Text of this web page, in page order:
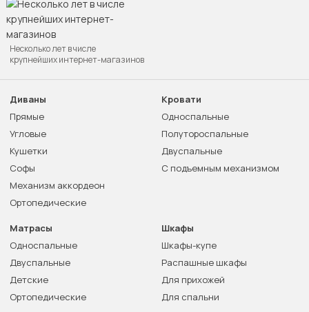
Несколько лет в числе
крупнейших интернет-магазинов
Диваны
Прямые
Угловые
Кушетки
Софы
Механизм аккордеон
Ортопедические
Кровати
Односпальные
Полутороспальные
Двуспальные
С подъемным механизмом
Матрасы
Односпальные
Двуспальные
Детские
Ортопедические
Шкафы
Шкафы-купе
Распашные шкафы
Для прихожей
Для спальни